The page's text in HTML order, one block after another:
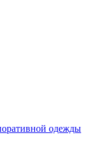
одежды